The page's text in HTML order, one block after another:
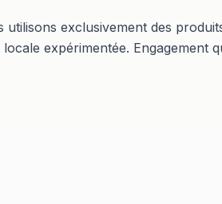
exclusivement des
expérimentée. Engagement